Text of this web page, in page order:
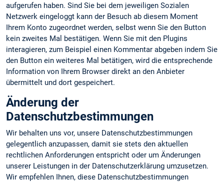
aufgerufen haben. Sind Sie bei dem jeweiligen Sozialen
Netzwerk eingeloggt kann der Besuch ab diesem Moment
Ihrem Konto zugeordnet werden, selbst wenn Sie den Button
kein zweites Mal bestätigen. Wenn Sie mit den Plugins
interagieren, zum Beispiel einen Kommentar abgeben indem Sie
den Button ein weiteres Mal betätigen, wird die entsprechende
Information von Ihrem Browser direkt an den Anbieter
übermittelt und dort gespeichert.
Änderung der
Datenschutzbestimmungen
Wir behalten uns vor, unsere Datenschutzbestimmungen
gelegentlich anzupassen, damit sie stets den aktuellen
rechtlichen Anforderungen entspricht oder um Änderungen
unserer Leistungen in der Datenschutzerklärung umzusetzen.
Wir empfehlen Ihnen, diese Datenschutzbestimmungen